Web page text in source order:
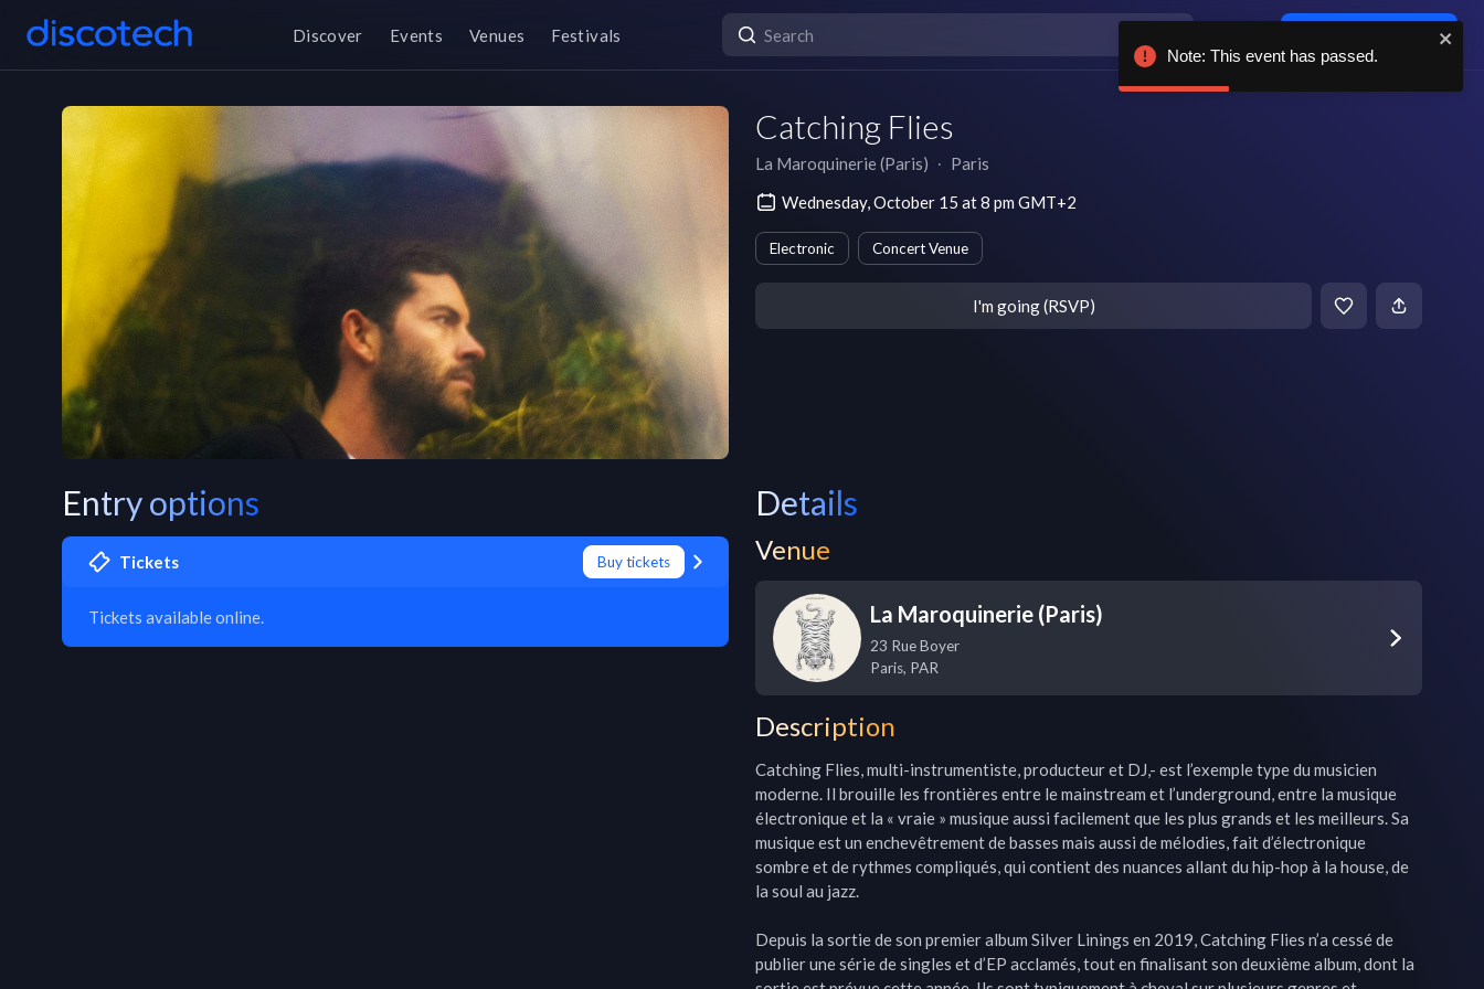
Discover Events Venues Festivals
Catching Flies
La Maroquinerie (Paris) ∙ Paris
Wednesday, October 15 at 8 pm GMT+2
Electronic Concert Venue
I'm going (RSVP)
Entry options
Tickets Buy tickets
Tickets available online.
Details
Venue
La Maroquinerie (Paris)
23 Rue Boyer
Paris, PAR
Description
Catching Flies, multi-instrumentiste, producteur et DJ,- est l’exemple type du musicien
moderne. Il brouille les frontières entre le mainstream et l’underground, entre la musique
électronique et la « vraie » musique aussi facilement que les plus grands et les meilleurs. Sa
musique est un enchevêtrement de basses mais aussi de mélodies, fait d’électronique
sombre et de rythmes compliqués, qui contient des nuances allant du hip-hop à la house, de
la soul au jazz.
Depuis la sortie de son premier album Silver Linings en 2019, Catching Flies n’a cessé de
publier une série de singles et d’EP acclamés, tout en finalisant son deuxième album, dont la
Note: This event has passed.